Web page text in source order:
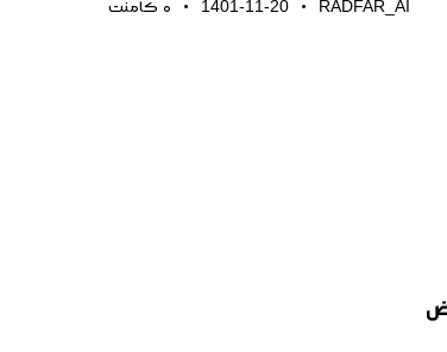
RADFAR_AI
1401-11-20
0 کامنت